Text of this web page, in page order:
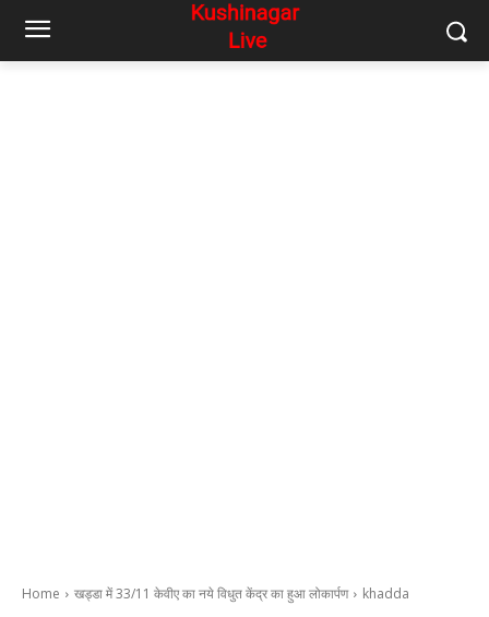
Home खड्डा में 33/11 केवीए का नये विधुत केंद्र का हुआ लोकार्पण khadda